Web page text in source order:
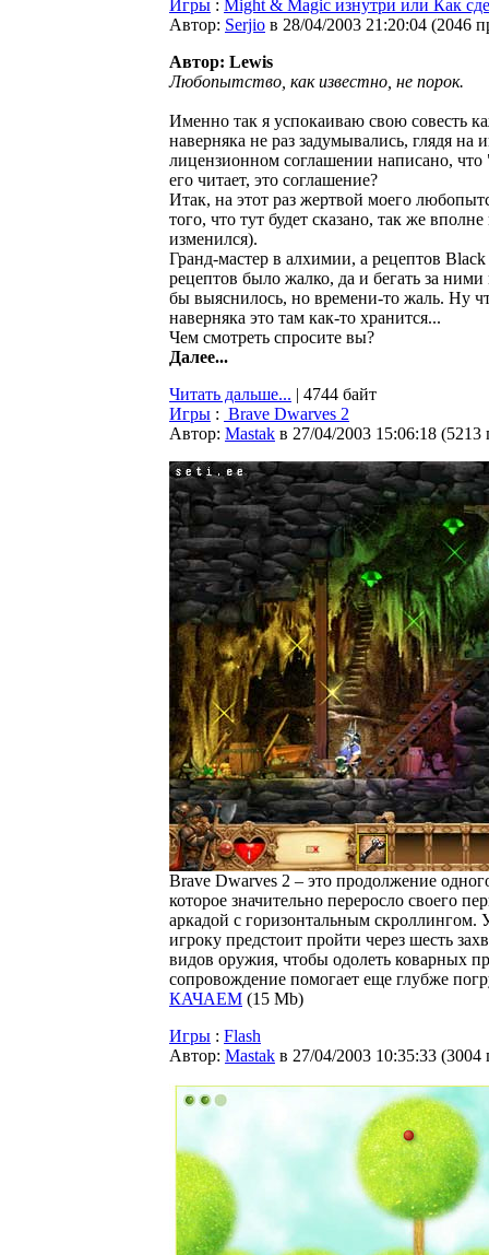
Игры : Might & Magic изнутри или Как
Автор: Serjio в 28/04/2003 21:20:04 (2046
Автор: Lewis
Любопытство, как известно, не порок.
Именно так я успокаиваю свою совесть
наверняка не раз задумывались, глядя
лицензионном соглашении написано,
его читает, это соглашение?
Итак, на этот раз жертвой моего
того, что тут будет сказано, так же
изменился).
Гранд-мастер в алхимии, а рецептов
рецептов было жалко, да и бегать за
бы выяснилось, но времени-то жаль. Ну
наверняка это там как-то хранится...
Чем смотреть спросите вы?
Далее...
Читать дальше... | 4744 байт
Игры : Brave Dwarves 2
Автор: Мastak в 27/04/2003 15:06:18 (5213
Brave Dwarves 2 – это продолжение
которое значительно переросло своего
аркадой с горизонтальным скроллингом.
игроку предстоит пройти через шесть
видов оружия, чтобы одолеть коварных
сопровождение помогает еще глубже
КАЧАЕМ (15 Mb)
Игры : Flash
Автор: Мastak в 27/04/2003 10:35:33 (3004